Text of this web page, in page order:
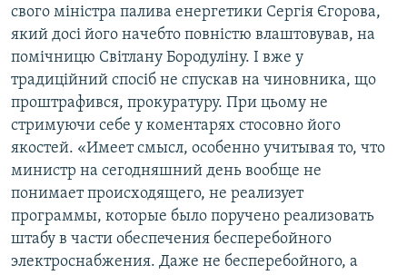
свого міністра палива енергетики Сергія Єгорова,
який досі його начебто повністю влаштовував, на
помічницю Світлану Бородуліну. І вже у
традиційний спосіб не спускав на чиновника, що
проштрафився, прокуратуру. При цьому не
стримуючи себе у коментарях стосовно його
якостей. «Имеет смысл, особенно учитывая то, что
министр на сегодняшний день вообще не
понимает происходящего, не реализует
программы, которые было поручено реализовать
штабу в части обеспечения бесперебойного
электроснабжения. Даже не бесперебойного, а